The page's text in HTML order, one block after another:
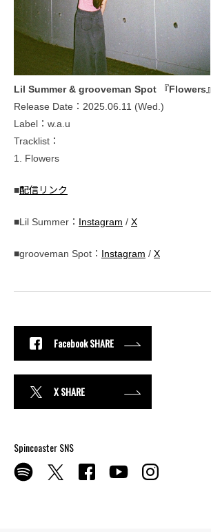
Lil Summer & grooveman Spot 『Flowers』
Release Date：2025.06.11 (Wed.)
Label：w.a.u
Tracklist：
1. Flowers
■配信リンク
■Lil Summer： Instagram / X
■grooveman Spot： Instagram / X
Facebook SHARE
X SHARE
Spincoaster SNS